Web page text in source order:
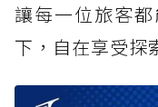
讓每一位旅客
下，自在享受探